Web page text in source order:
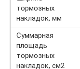
тормозных
накладок, мм
Суммарная
площадь
тормозных
накладок, см2